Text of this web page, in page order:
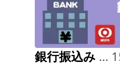
銀行振込み …